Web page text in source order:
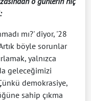
mı?' diyor, '28
böyle sorunlar
yalnızca
geleceğimizi
demokrasiye,
sahip çıkma